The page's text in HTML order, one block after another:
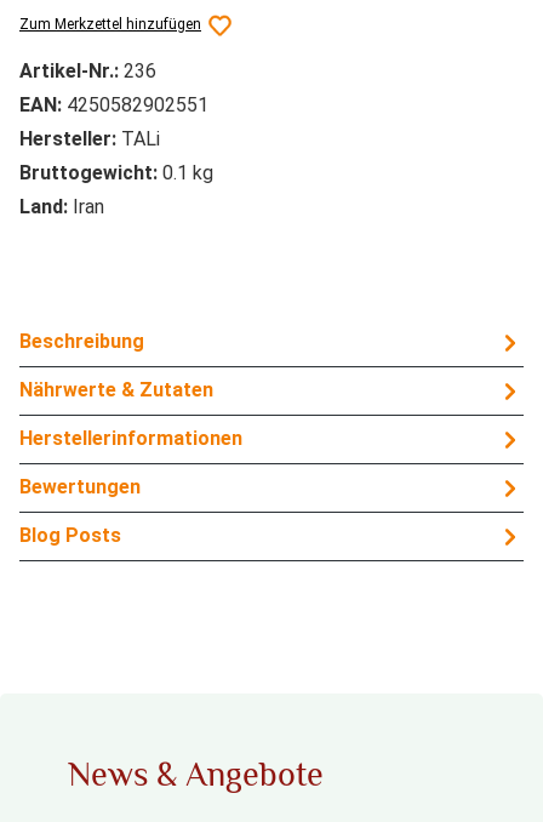
Zum Merkzettel hinzufügen
Artikel-Nr.: 236
EAN: 4250582902551
Hersteller: TALi
Bruttogewicht: 0.1 kg
Land: Iran
Beschreibung
Nährwerte & Zutaten
Herstellerinformationen
Bewertungen
Blog Posts
News & Angebote